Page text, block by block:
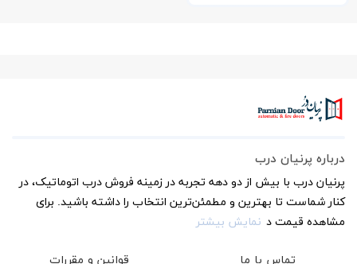
درباره پرنیان درب
پرنیان درب با بیش از دو دهه تجربه در زمینه فروش درب اتوماتیک، در
کنار شماست تا بهترین و مطمئن‌ترین انتخاب را داشته باشید. برای
مشاهده قیمت د نمایش بیشتر
تماس با ما قوانین و مقررات